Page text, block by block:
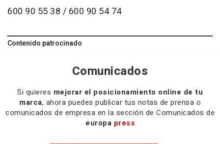
600 90 55 38 / 600 90 54 74
Contenido patrocinado
Comunicados
Si quieres mejorar el posicionamiento online de tu
marca, ahora puedes publicar tus notas de prensa o
comunicados de empresa en la sección de Comunicados de
europa press